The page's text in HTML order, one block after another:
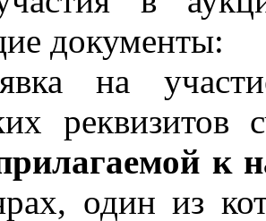
документы:
на
реквизитов
к
один из